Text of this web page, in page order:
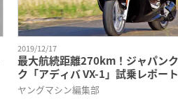
2019/12/17
最大航続距離270km！ジャパン
ク「アディバ VX-1」試乗レポー
ヤングマシン編集部